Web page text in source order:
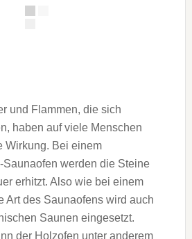
und Flammen, die sich
haben auf viele Menschen
Wirkung. Bei einem
Saunaofen werden die Steine
erhitzt. Also wie bei einem
Art des Saunaofens wird auch
Saunen eingesetzt.
der Holzofen unter anderem